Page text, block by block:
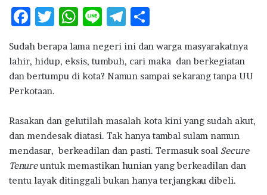
F
e
b
o
o
k
T
it
te
W
at
s
p
p
Li
e
T
e
g
m
ar
e
Sudah berapa lama negeri ini dan warga masyarakatnya
lahir, hidup, eksis, tumbuh, cari maka dan berkegiatan
dan bertumpu di kota? Namun sampai sekarang tanpa UU
Perkotaan.
Rasakan dan gelutilah masalah kota kini yang sudah akut,
dan mendesak diatasi. Tak hanya tambal sulam namun
mendasar, berkeadilan dan pasti. Termasuk soal Secure
Tenureuntuk memastikan hunian yang berkeadilan dan
tentu layak ditinggali bukan hanya terjangkau dibeli.